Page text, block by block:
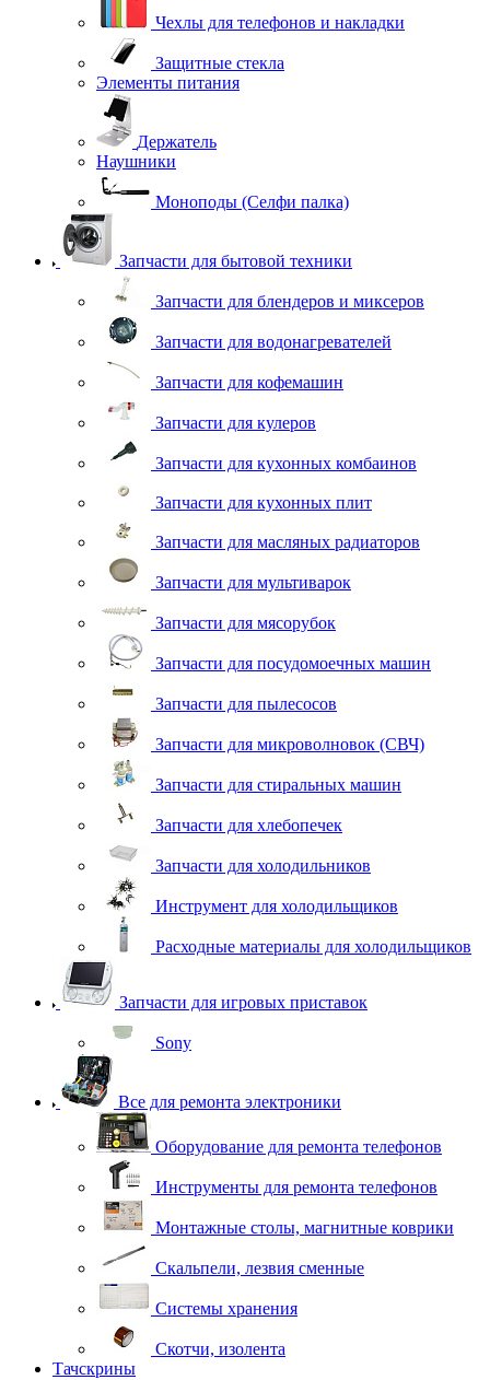
Чехлы для телефонов и накладки
Защитные стекла
Элементы питания
Держатель
Наушники
Моноподы (Селфи палка)
Запчасти для бытовой техники
Запчасти для блендеров и миксеров
Запчасти для водонагревателей
Запчасти для кофемашин
Запчасти для кулеров
Запчасти для кухонных комбаинов
Запчасти для кухонных плит
Запчасти для масляных радиаторов
Запчасти для мультиварок
Запчасти для мясорубок
Запчасти для посудомоечных машин
Запчасти для пылесосов
Запчасти для микроволновок (СВЧ)
Запчасти для стиральных машин
Запчасти для хлебопечек
Запчасти для холодильников
Инструмент для холодильщиков
Расходные материалы для холодильщиков
Запчасти для игровых приставок
Sony
Все для ремонта электроники
Оборудование для ремонта телефонов
Инструменты для ремонта телефонов
Монтажные столы, магнитные коврики
Скальпели, лезвия сменные
Системы хранения
Скотчи, изолента
Тачскрины